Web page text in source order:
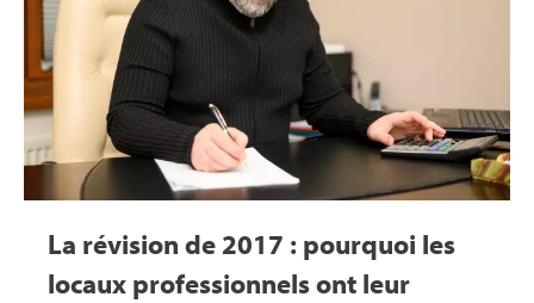
La révision de 2017 : pourquoi les
locaux professionnels ont leur